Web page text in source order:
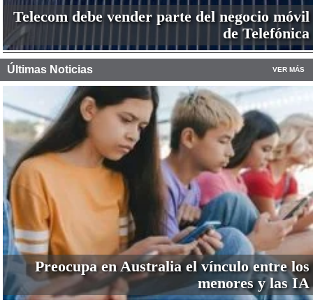
Telecom debe vender parte del negocio móvil
de Telefónica
Últimas Noticias VER MÁS
Preocupa en Australia el vínculo entre los
menores y las IA